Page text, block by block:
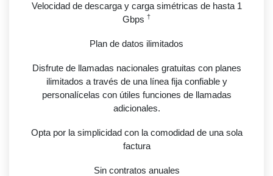
Velocidad de descarga y carga simétricas de hasta 1
Gbps †
Plan de datos ilimitados
Disfrute de llamadas nacionales gratuitas con planes
ilimitados a través de una línea fija confiable y
personalícelas con útiles funciones de llamadas
adicionales.
Opta por la simplicidad con la comodidad de una sola
factura
Sin contratos anuales